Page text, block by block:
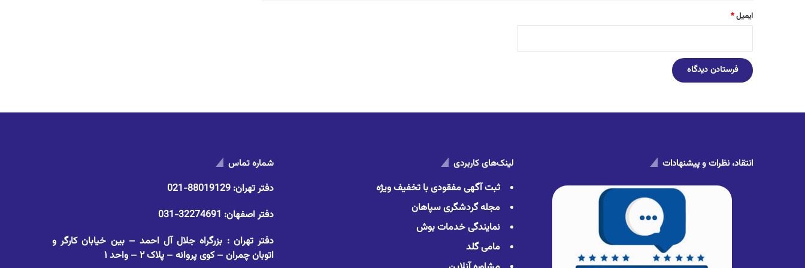
ایمیل*
انتقاد، نظرات و پیشنهادات لینک‌های کاربردی
ثبت آگهی مفقودی با تخفیف ویژه
مجله گردشگری سپاهان
نمایندگی خدمات بوش
مامی گلد
شماره تماس
دفتر تهران: 88019129-021
دفتر اصفهان: 32274691-031
دفتر تهران : بزرگراه جلال آل احمد – بین خیابان کارگر و
اتوبان چمران – کوی پروانه – پلاک ۲ – واحد ۱